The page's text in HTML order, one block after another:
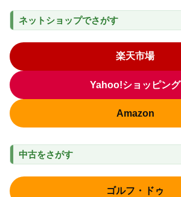
ネットショップでさがす
楽天市場
Yahoo!ショッピング
Amazon
中古をさがす
ゴルフ・ドゥ